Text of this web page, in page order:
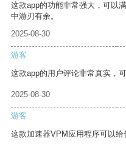
这款app的功能非常强大，可以
中游刃有余。
2025-08-30
游客
这款app的用户评论非常真实，
2025-08-30
游客
这款加速器VPM应用程序可以给